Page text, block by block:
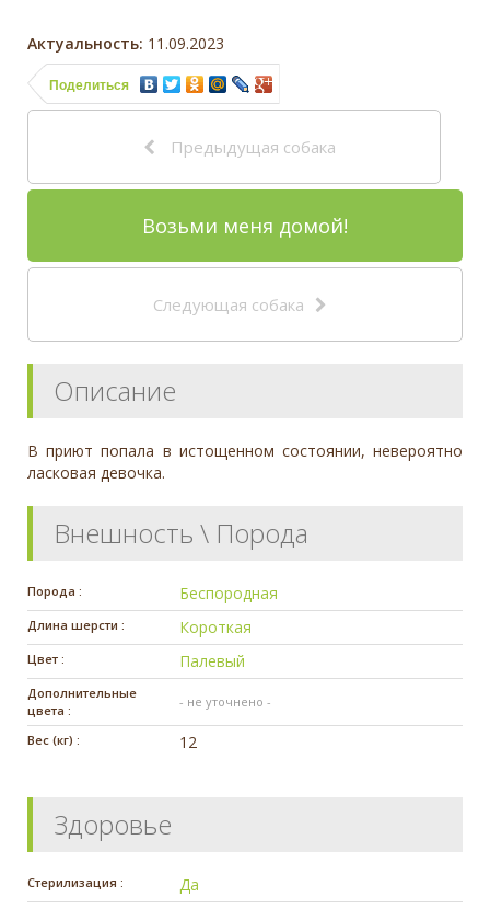
Актуальность: 11.09.2023
Поделиться
Предыдущая собака
Возьми меня домой!
Следующая собака
Описание
В приют попала в истощенном состоянии, невероятно
ласковая девочка.
Внешность \ Порода
Порода : Беспородная
Длина шерсти : Короткая
Цвет : Палевый
Дополнительные
цвета :
- не уточнено -
Вес (кг) : 12
Здоровье
Стерилизация : Да